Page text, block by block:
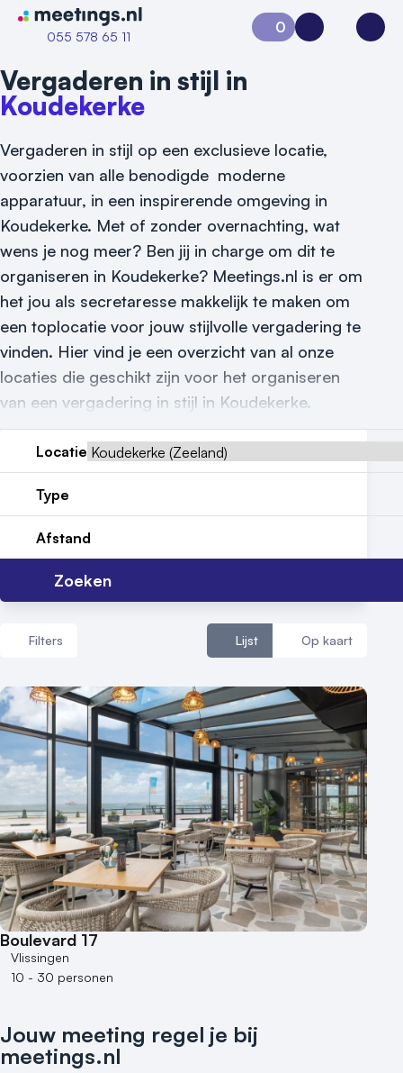
Naar home van Meetings
055 578 65 11
Vraag locatie aan
Locatiegids
Meld locatie aan
Nieuws
Reviews (5⭐️)
Contact
0
Aanvraag 0Inloggen
Vergaderen in stijl in
Koudekerke
Vergaderen in stijl op een exclusieve locatie,
voorzien van alle benodigde moderne
apparatuur, in een inspirerende omgeving in
Koudekerke. Met of zonder overnachting, wat
wens je nog meer? Ben jij in charge om dit te
organiseren in Koudekerke? Meetings.nl is er om
het jou als secretaresse makkelijk te maken om
een toplocatie voor jouw stijlvolle vergadering te
vinden. Hier vind je een overzicht van al onze
locaties die geschikt zijn voor het organiseren
van een vergadering in stijl in Koudekerke.
Locatie
Type
Afstand
Zoeken
Filters Lijst Op kaart
Aantal zalen
1 - 5 zalen
6 - 10 zalen
10 of meer zalen
Aantal personen
1 - 50 personen
50 - 100 personen
100 - 250 personen
250 - 500 personen
500+ personen
Bijzondere locaties
Duurzame locatie
Groene locatie
Boulevard 17
Vlissingen
10 - 30 personen
Jouw meeting regel je bij
meetings.nl